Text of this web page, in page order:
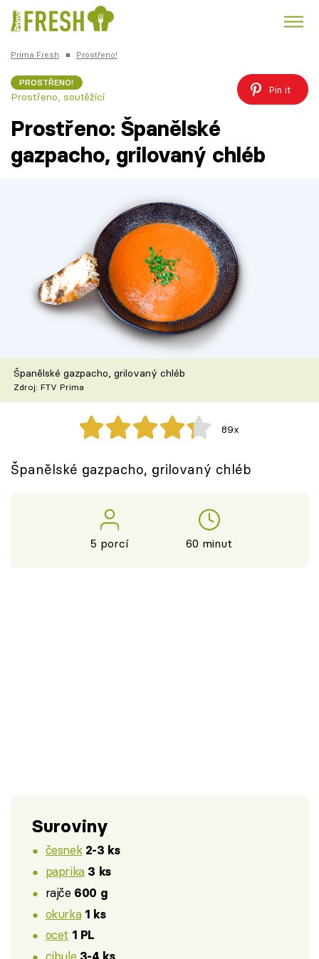
Česká kuchyně
Články
TV Program
Recepty z TV
Speciál: Cuketa
Těhotnej kuchař
Sledujte prima+
Prima Fresh ■ Prostřeno!
PROSTŘENO!
Prostřeno, soutěžící
Pin it
Prostřeno: Španělské
gazpacho, grilovaný chléb
Španělské gazpacho, grilovaný chléb
Zdroj: FTV Prima
89x
Španělské gazpacho, grilovaný chléb
5 porcí 60 minut
Suroviny
česnek 2-3 ks
paprika 3 ks
rajče 600 g
okurka 1 ks
ocet 1 PL
cibule